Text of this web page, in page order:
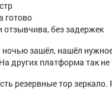
готово
отзывчива, без задержек
ночью зашёл, нашёл
других платформа так не
резервные тор зеркало.